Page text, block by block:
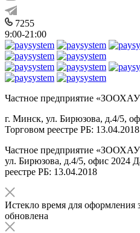
7255
9:00-21:00
Частное предприятие
г. Минск, ул. Бирюзова, д.4/5,
Торговом реестре РБ: 13.04.2018
Частное предприятие
ул. Бирюзова, д.4/5, офис 2024
реестре РБ: 13.04.2018
Истекло время для оформления
обновлена